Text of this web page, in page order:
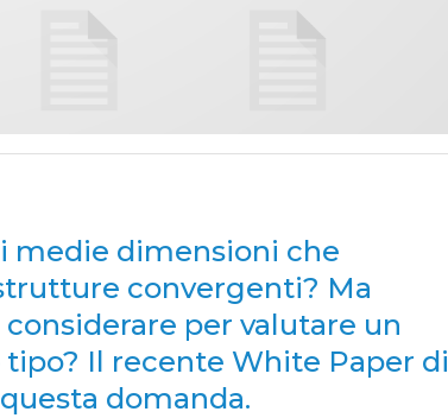
medie dimensioni che
convergenti? Ma
per valutare un
Il recente White Paper di
domanda.